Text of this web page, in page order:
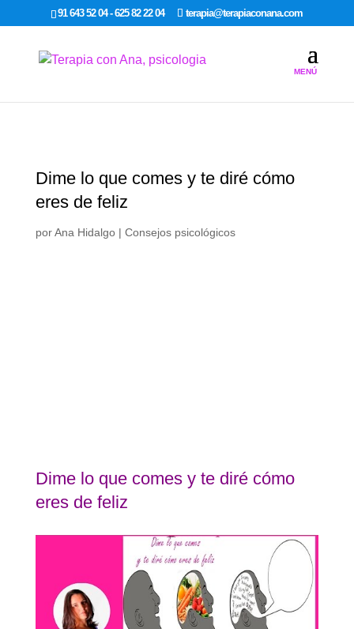
google-site-verification: google7dcda757e565a307.html
91 643 52 04 - 625 82 22 04 terapia@terapiaconana.com
Dime lo que comes y te diré cómo
eres de feliz
porAna Hidalgo| Consejos psicológicos
Dime lo que comes y te diré cómo
eres de feliz